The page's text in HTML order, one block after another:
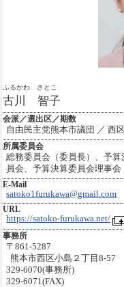
ふるかわ さとこ
古川 智子
会派／選出区／期数
自由民主党熊本市議団 ／ 西
所属委員会
総務委員会（委員長）、予
員会、予算決算委員会理事会
E-Mail
satoko1furukawa@gmail.com
URL
https://satoko-furukawa.net/
事務所
〒861-5287
熊本市西区小島２丁目8-57
329-6070(事務所)
329-6071(FAX)